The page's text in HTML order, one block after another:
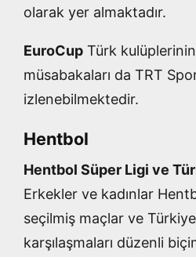
olarak yer almaktadır.
EuroCup Türk kulüplerinin
müsabakaları da TRT Spor
izlenebilmektedir.
Hentbol
Hentbol Süper Ligi ve
Erkekler ve kadınlar
seçilmiş maçlar ve Türkiye
karşılaşmaları düzenli